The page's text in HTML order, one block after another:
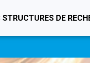
STRUCTURES DE